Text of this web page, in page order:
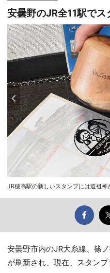
安曇野のJR全11駅でス
JR穂高駅の新しいスタンプには道祖神
安曇野市内のJR大糸線、篠
が刷新され、現在、スタンプ